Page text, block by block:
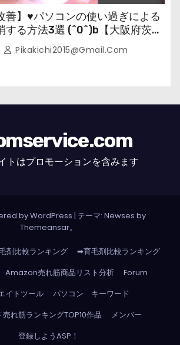
善】♥パソコンの使い過ぎによる
する方法3選 (^0^)b【大阪府茨木
鍼灸・整体師が教えます。】
Pikakichi2015@gmail.com
トはプロモーションを含みます
by WordPress | テーマ: Newses by
Themeansar。
剤比較ランキング
➡育毛剤比較ランキング
Amazon売れ筋商品リスト分析
Forum
イトツール
パソコン キーワード
売れ筋ランキングTOP10作品
メンバー
登録しようASP！